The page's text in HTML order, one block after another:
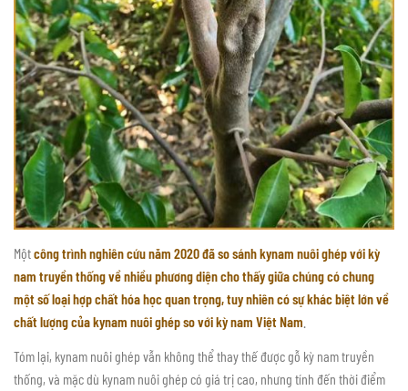
Mộtcông trình nghiên cứu năm 2020 đã so sánh kynam nuôi ghép với kỳ
nam truyền thống về nhiều phương diện cho thấy giữa chúng có chung
một số loại hợp chất hóa học quan trọng, tuy nhiên có sự khác biệt lớn về
chất lượng của kynam nuôi ghép so với kỳ nam Việt Nam
Tóm lại, kynam nuôi ghép vẫn không thể thay thế được gỗ kỳ nam truyền
thống, và mặc dù kynam nuôi ghép có giá trị cao, nhưng tính đến thời điểm